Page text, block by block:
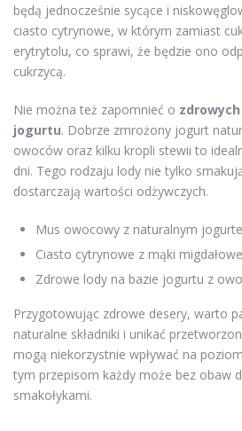
będą jednocześnie sycące i
ciasto cytrynowe, w którym zamiast
erytrytolu, co sprawi, że będzie ono
cukrzycą.
Nie można też zapomnieć o
jogurtu. Dobrze zmrożony jogurt
owoców oraz kilku kropli stewii to
dni. Tego rodzaju lody nie tylko
dostarczają wartości odżywczych.
Mus owocowy z naturalnym
Ciasto cytrynowe z mąki
Zdrowe lody na bazie jogurtu z
Przygotowując zdrowe desery, warto
naturalne składniki i unikać
mogą niekorzystnie wpływać na
tym przepisom każdy może bez obaw
smakołykami.